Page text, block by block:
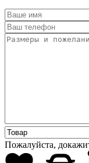
Пожалуйста,